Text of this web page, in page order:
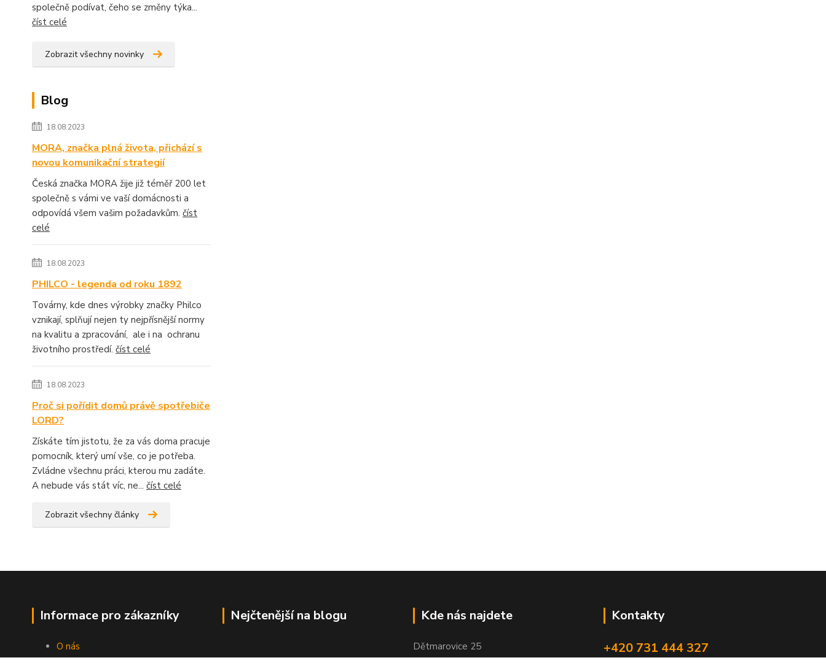
společně podívat, čeho se změny týka...
číst celé
Zobrazit všechny novinky
Blog
18.08.2023
MORA, značka plná života, přichází s
novou komunikační strategií
Česká značka MORA žije již téměř 200 let
společně s vámi ve vaší domácnosti a
odpovídá všem vašim požadavkům. číst
celé
18.08.2023
PHILCO - legenda od roku 1892
Továrny, kde dnes výrobky značky Philco
vznikají, splňují nejen ty nejpřísnější normy
na kvalitu a zpracování, ale i na ochranu
životního prostředí. číst celé
18.08.2023
Proč si pořídit domů právě spotřebiče
LORD?
Získáte tím jistotu, že za vás doma pracuje
pomocník, který umí vše, co je potřeba.
Zvládne všechnu práci, kterou mu zadáte.
A nebude vás stát víc, ne... číst celé
Zobrazit všechny články
Informace pro zákazníky
O nás
Jak nakupovat
Nejčtenější na blogu Kde nás najdete
Dětmarovice 25
Kontakty
+420 731 444 327